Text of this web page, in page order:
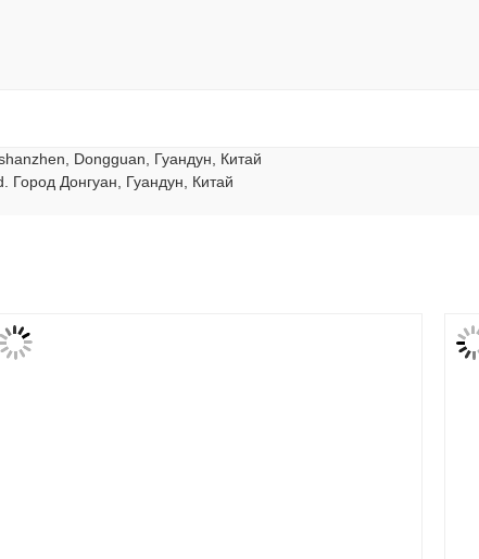
Dongguan, Гуандун, Китай
Город Донгуан, Гуандун, Китай